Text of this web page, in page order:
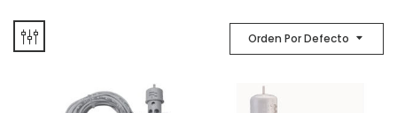
Orden Por Defecto